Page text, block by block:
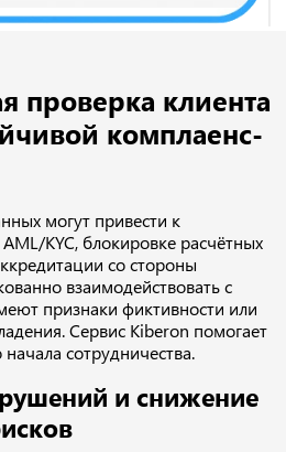
проверка клиента
комплаенс-
могут привести к
KYC, блокировке расчётных
со стороны
взаимодействовать с
признаки фиктивности или
Сервис Kiberon помогает
сотрудничества.
и снижение